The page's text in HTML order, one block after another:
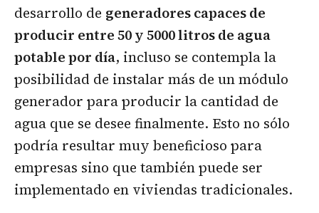
desarrollo de generadores capaces de
producir entre 50 y 5000 litros de agua
potable por día, incluso se contempla la
posibilidad de instalar más de un módulo
generador para producir la cantidad de
agua que se desee finalmente. Esto no sólo
podría resultar muy beneficioso para
empresas sino que también puede ser
implementado en viviendas tradicionales.